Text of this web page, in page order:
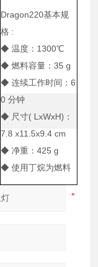
Dragon220基本规
格 :
◆ 温度：1300℃
◆ 燃料容量：35 g
◆ 连续工作时间：6
0 分钟
◆ 尺寸( LxWxH)：
7.8 x11.5x9.4 cm
◆ 净重：425 g
◆ 使用丁烷为燃料